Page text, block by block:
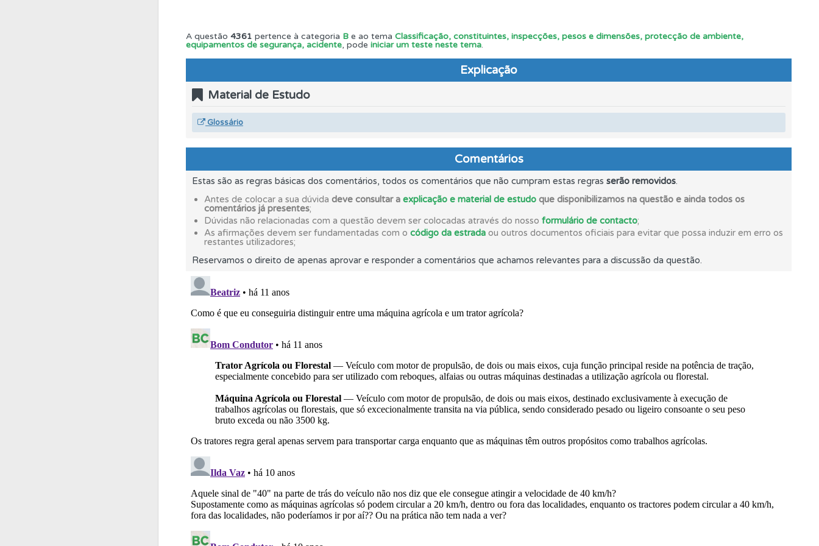
Veja os temas onde tem mais dificuldades no seu perfil.
Perfil Consulte as suas estatísticas no seu perfil.
Testes Veja o nível de dificuldade do teste quando o termina.
Ajuda Use os atalhos de teclado para responder aos testes mais rapidamente.
Testemunhos Veja os testemunhos dos nossos utilizadores e deixe o seu!
Ajuda Consulte a ajuda se tiver dúvidas relacionadas com a plataforma.
Consulte aqui todas as questões que usamos na plataforma.
A questão 4361 pertence à categoria B e ao tema Classificação, constituintes, inspecções, pesos e dimensões, protecção de ambiente,
equipamentos de segurança, acidente, pode iniciar um teste neste tema.
Explicação
Material de Estudo
Glossário
Comentários
Estas são as regras básicas dos comentários, todos os comentários que não cumpram estas regras serão removidos.
Antes de colocar a sua dúvida deve consultar a explicação e material de estudo que disponibilizamos na questão e ainda todos os
comentários já presentes;
Dúvidas não relacionadas com a questão devem ser colocadas através do nosso formulário de contacto;
As afirmações devem ser fundamentadas com o código da estrada ou outros documentos oficiais para evitar que possa induzir em erro os
restantes utilizadores;
Reservamos o direito de apenas aprovar e responder a comentários que achamos relevantes para a discussão da questão.